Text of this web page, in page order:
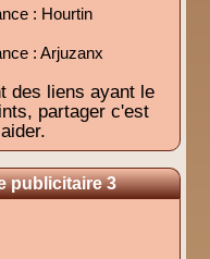
: Hourtin
: Arjuzanx
des liens ayant le
partager c'est
aider.
publicitaire 3